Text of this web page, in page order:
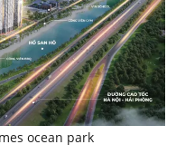
ocean park